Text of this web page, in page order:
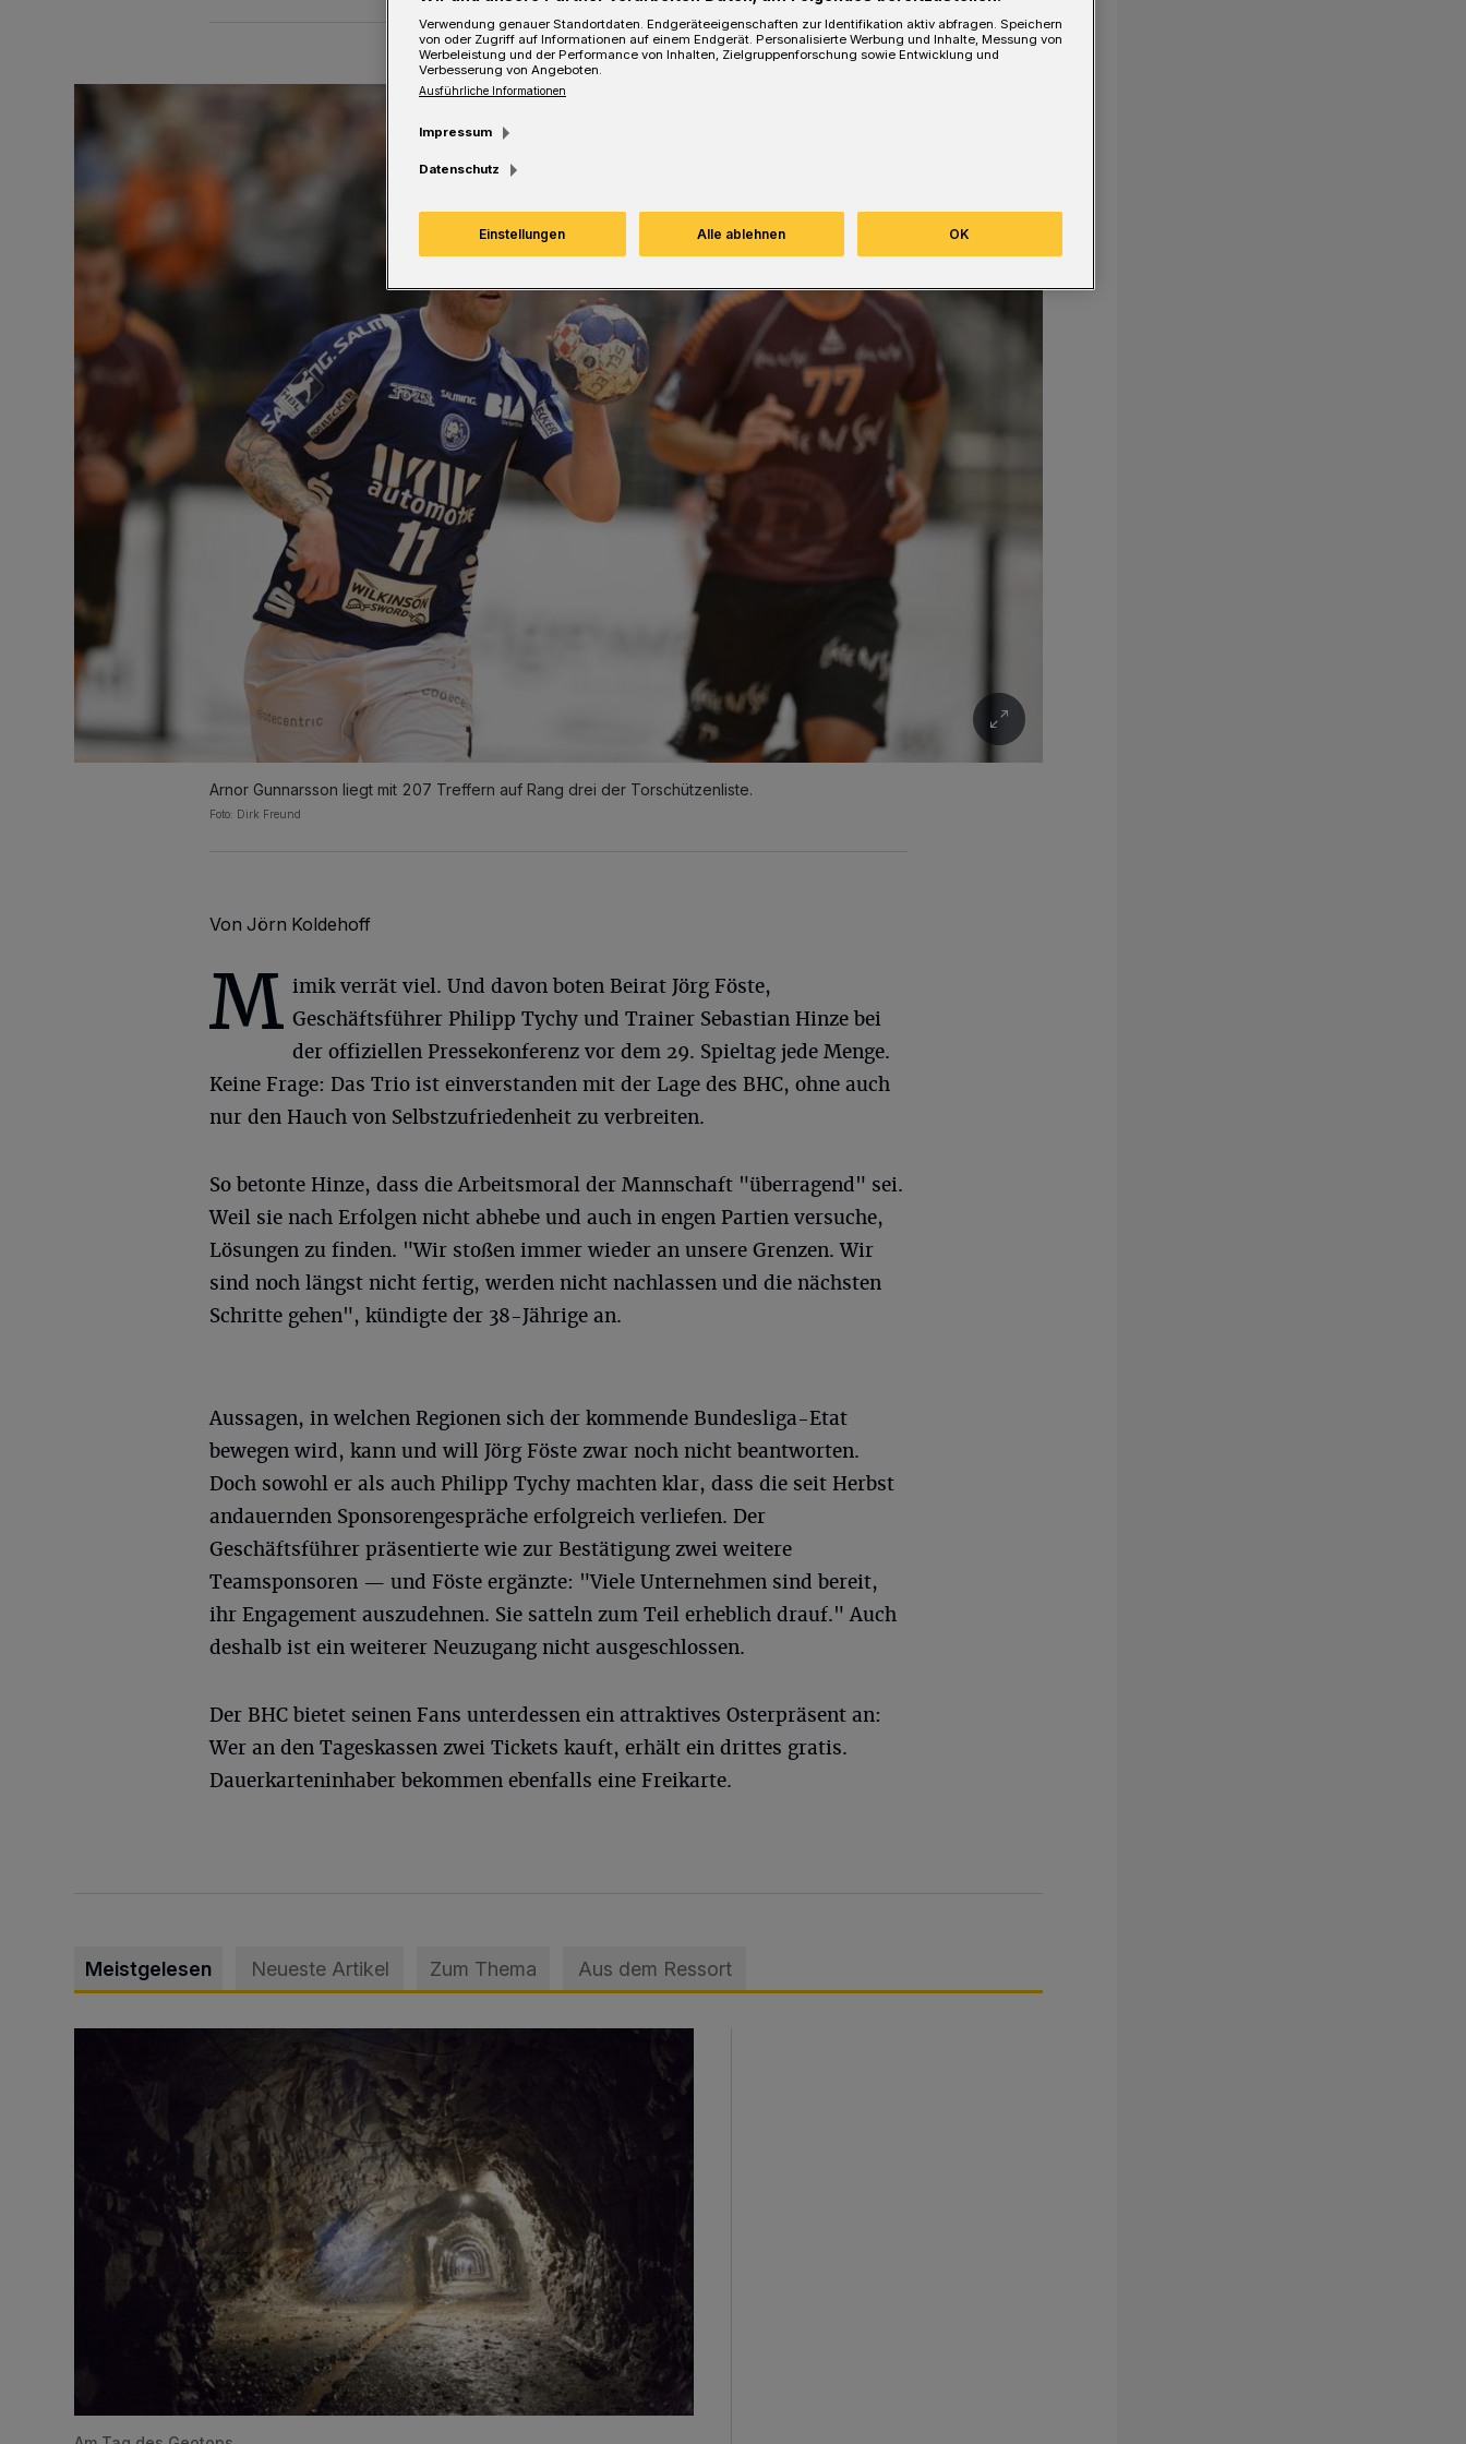
Arnor Gunnarsson liegt mit 207 Treffern auf Rang drei der Torschützenliste.
Foto: Dirk Freund
Von Jörn Koldehoff
M imik verrät viel. Und davon boten Beirat Jörg Föste,
Geschäftsführer Philipp Tychy und Trainer Sebastian Hinze bei
der offiziellen Pressekonferenz vor dem 29. Spieltag jede Menge.
Keine Frage: Das Trio ist einverstanden mit der Lage des BHC, ohne auch
nur den Hauch von Selbstzufriedenheit zu verbreiten.
So betonte Hinze, dass die Arbeitsmoral der Mannschaft "überragend" sei.
Weil sie nach Erfolgen nicht abhebe und auch in engen Partien versuche,
Lösungen zu finden. "Wir stoßen immer wieder an unsere Grenzen. Wir
sind noch längst nicht fertig, werden nicht nachlassen und die nächsten
Schritte gehen", kündigte der 38-Jährige an.
Aussagen, in welchen Regionen sich der kommende Bundesliga-Etat
bewegen wird, kann und will Jörg Föste zwar noch nicht beantworten.
Doch sowohl er als auch Philipp Tychy machten klar, dass die seit Herbst
andauernden Sponsorengespräche erfolgreich verliefen. Der
Geschäftsführer präsentierte wie zur Bestätigung zwei weitere
Teamsponsoren — und Föste ergänzte: "Viele Unternehmen sind bereit,
ihr Engagement auszudehnen. Sie satteln zum Teil erheblich drauf." Auch
deshalb ist ein weiterer Neuzugang nicht ausgeschlossen.
Der BHC bietet seinen Fans unterdessen ein attraktives Osterpräsent an:
Wer an den Tageskassen zwei Tickets kauft, erhält ein drittes gratis.
Dauerkarteninhaber bekommen ebenfalls eine Freikarte.
Meistgelesen Neueste Artikel Zum Thema Aus dem Ressort
Verwendung genauer Standortdaten. Endgeräteeigenschaften zur Identifikation aktiv abfragen. Speichern
von oder Zugriff auf Informationen auf einem Endgerät. Personalisierte Werbung und Inhalte, Messung von
Werbeleistung und der Performance von Inhalten, Zielgruppenforschung sowie Entwicklung und
Verbesserung von Angeboten.
Ausführliche Informationen
Impressum
Datenschutz
Einstellungen Alle ablehnen OK